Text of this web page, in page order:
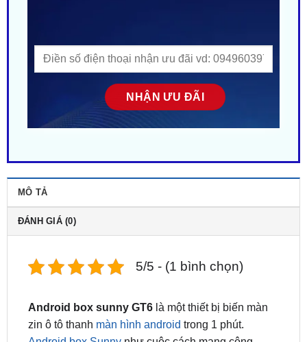
ĐÁNH GIÁ (0)
Android box sunny GT6là một thiết bị biến màn
Android box Sunnynhư cuộc cách mạng công
nghệ giải trí dành cho xe ô tô, với model GT6 có